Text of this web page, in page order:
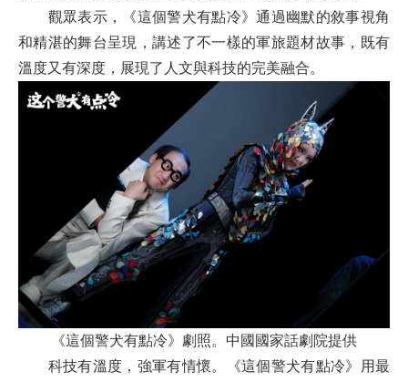
觀眾表示，《這個警犬有點冷》通過幽默的敘事視角
和精湛的舞台呈現，講述了不一樣的軍旅題材故事，既有
溫度又有深度，展現了人文與科技的完美融合。
《這個警犬有點冷》劇照。 中國國家話劇院提供
科技有溫度，強軍有情懷。《這個警犬有點冷》用最